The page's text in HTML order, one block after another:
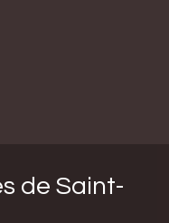
de Saint-